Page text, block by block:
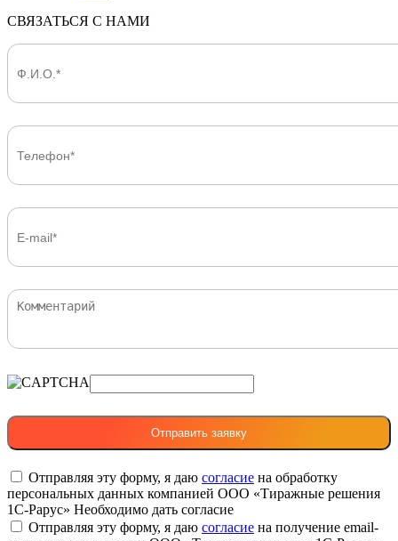
СВЯЗАТЬСЯ С НАМИ
Отправляя эту форму, я даю согласие на обработку
персональных данных компанией ООО «Тиражные решения
1С-Рарус» Необходимо дать согласие
Отправляя эту форму, я даю согласие на получение email-